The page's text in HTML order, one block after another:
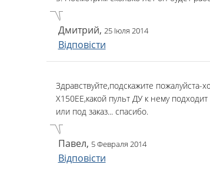
Дмитрий, 25 Іюля 2014
Відповісти
Здравствуйте,подскажите пожалуйста-
X150EE,какой пульт ДУ к нему
или под заказ... спасибо.
Павел, 5 Февраля 2014
Відповісти